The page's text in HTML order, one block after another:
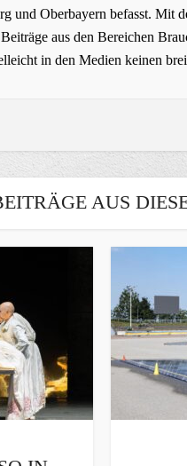
und Oberbayern befasst. Mit
aus den Bereichen
in den Medien keinen
AUS